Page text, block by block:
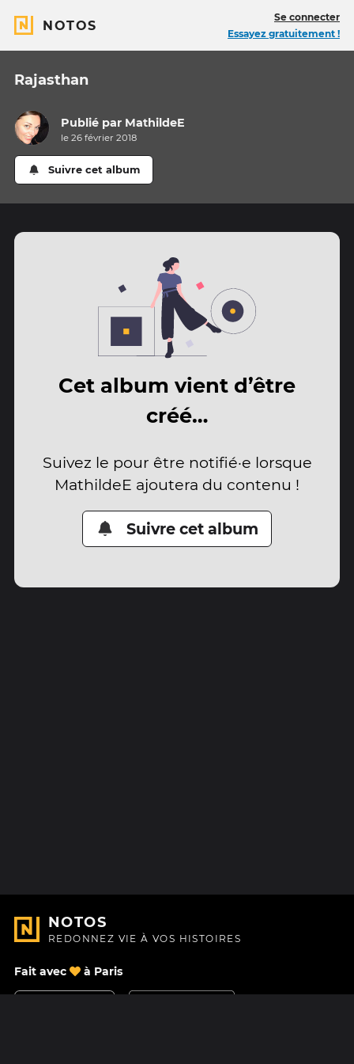
NOTOS
Se connecter
Essayez gratuitement !
Rajasthan
Publié par MathildeE
le 26 février 2018
Suivre cet album
Cet album vient d’être
créé…
Suivez le pour être notifié·e lorsque
MathildeE ajoutera du contenu !
Suivre cet album
NOTOS
REDONNEZ VIE À VOS HISTOIRES
Fait avec à Paris